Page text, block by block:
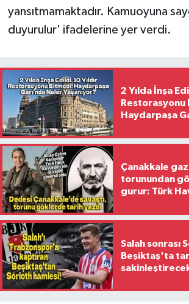
yansıtmamaktadır. Kamuoyuna
duyurulur' ifadelerine yer verdi.
2 Yılda İnşa
Restorasyonu
Haydarpaşa
Çanakkale
torunundan
gurur: Türk
Salah sonrası
Beşiktaş'ta